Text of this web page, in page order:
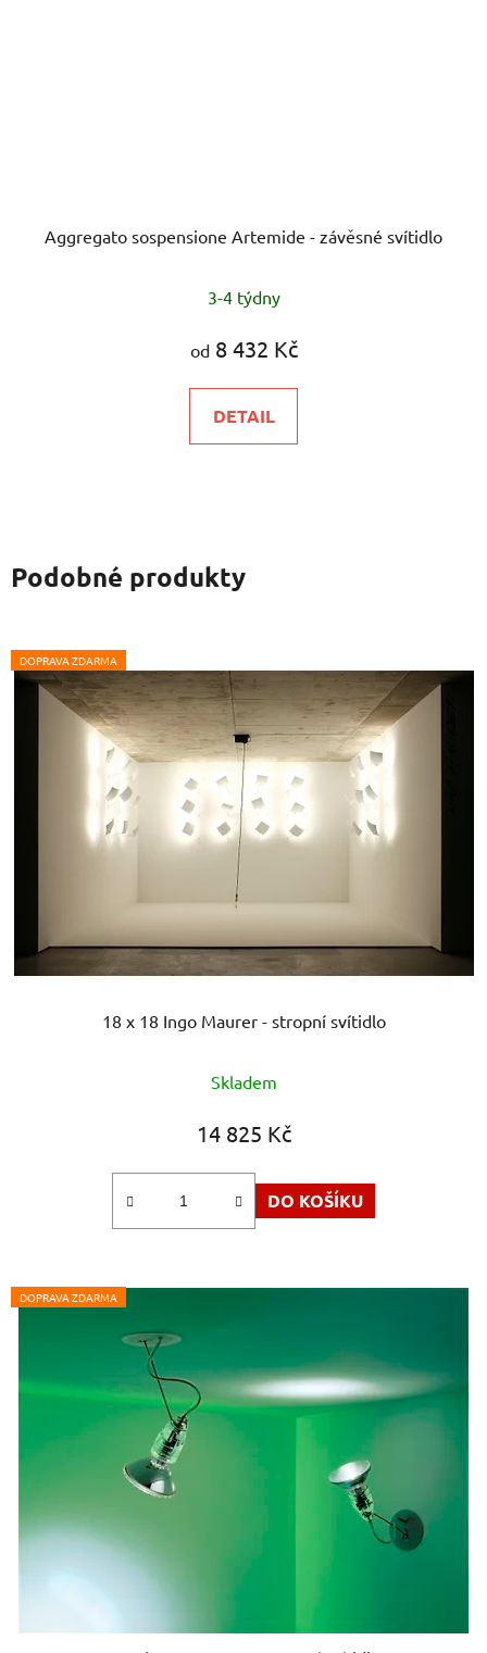
Aggregato sospensione Artemide - závěsné svítidlo
3-4 týdny
od8 432 Kč
DETAIL
Podobné produkty
DOPRAVA ZDARMA
18 x 18 Ingo Maurer - stropní svítidlo
Skladem
14 825 Kč
DO KOŠÍKU
DOPRAVA ZDARMA